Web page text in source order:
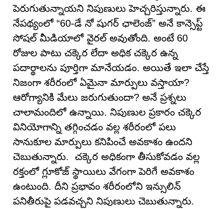
పెరుగుతున్నాయని నిపుణులు హెచ్చరిస్తున్నారు. ఈ
నేపథ్యంలో “60-డే నో షుగర్ ఛాలెంజ్” అనే కాన్సెప్ట్
సోషల్ మీడియాలో వైరల్ అవుతోంది. అంటే 60
రోజుల పాటు చక్కెర లేదా అధిక చక్కెర ఉన్న
పదార్థాలను పూర్తిగా మానేయడం. అయితే ఇలా చేస్తే
నిజంగా శరీరంలో ఏమైనా మార్పులు వస్తాయా?
ఆరోగ్యానికి మేలు జరుగుతుందా? అనే ప్రశ్నలు
చాలామందిలో ఉన్నాయి. నిపుణుల ప్రకారం చక్కెర
వినియోగాన్ని తగ్గించడం వల్ల శరీరంలో పలు
సానుకూల మార్పులు కనిపించే అవకాశం ఉందని
చెబుతున్నారు. చక్కెర అధికంగా తీసుకోవడం వల్ల
రక్తంలో గ్లూకోజ్ స్థాయిలు వేగంగా పెరిగే అవకాశం
ఉంటుంది. దీని ప్రభావం శరీరంలోని ఇన్సులిన్
పనితీరుపై పడవచ్చని నిపుణులు చెబుతున్నారు.